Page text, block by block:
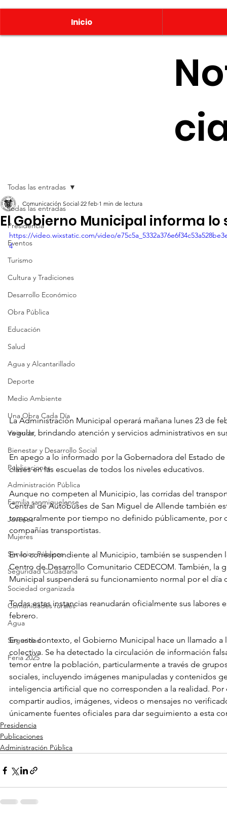
Todas las entradas
Presidencia
Eventos
Turismo
Cultura y Tradiciones
Desarrollo Económico
Obra Pública
Educación
Salud
Agua y Alcantarillado
Deporte
Medio Ambiente
Una Obra Cada Día
Vivienda
Bienestar y Desarrollo Social
Publicaciones
Administración Pública
Familia sanmiguelense
Jóvenes
Mujeres
Servicios Públicos
Seguridad Ciudadana
Sociedad organizada
Comunidades rurales
Agua
Seguridad
Feria 2025
Todas las entradas
El Gobierno Municipal informa lo
Comunicación Social 22 feb 1 min de lectura
https://video.wixstatic.com/video/
4
La Administración Municipal operará mañana lunes 23 de
regular, brindando atención y servicios administrativos en
En apego a lo informado por la Gobernadora del Estado
clases en las escuelas de todos los niveles educativos.
Aunque no competen al Municipio, las corridas del
Central de Autobuses de San Miguel de Allende también
temporalmente por tiempo no definido públicamente, por
compañías transportistas.
En lo correspondiente al Municipio, también se suspenden
Centro de Desarrollo Comunitario CEDECOM. También, la
Municipal suspenderá su funcionamiento normal por el día
Todas estas instancias reanudarán oficialmente sus labores
febrero.
En este contexto, el Gobierno Municipal hace un llamado
colectiva. Se ha detectado la circulación de información
temor entre la población, particularmente a través de
sociales, incluyendo imágenes manipuladas y contenidos
inteligencia artificial que no corresponden a la realidad.
compartir audios, imágenes, videos o mensajes no
únicamente fuentes oficiales para dar seguimiento a esta
Presidencia
Publicaciones
Administración Pública
Inicio